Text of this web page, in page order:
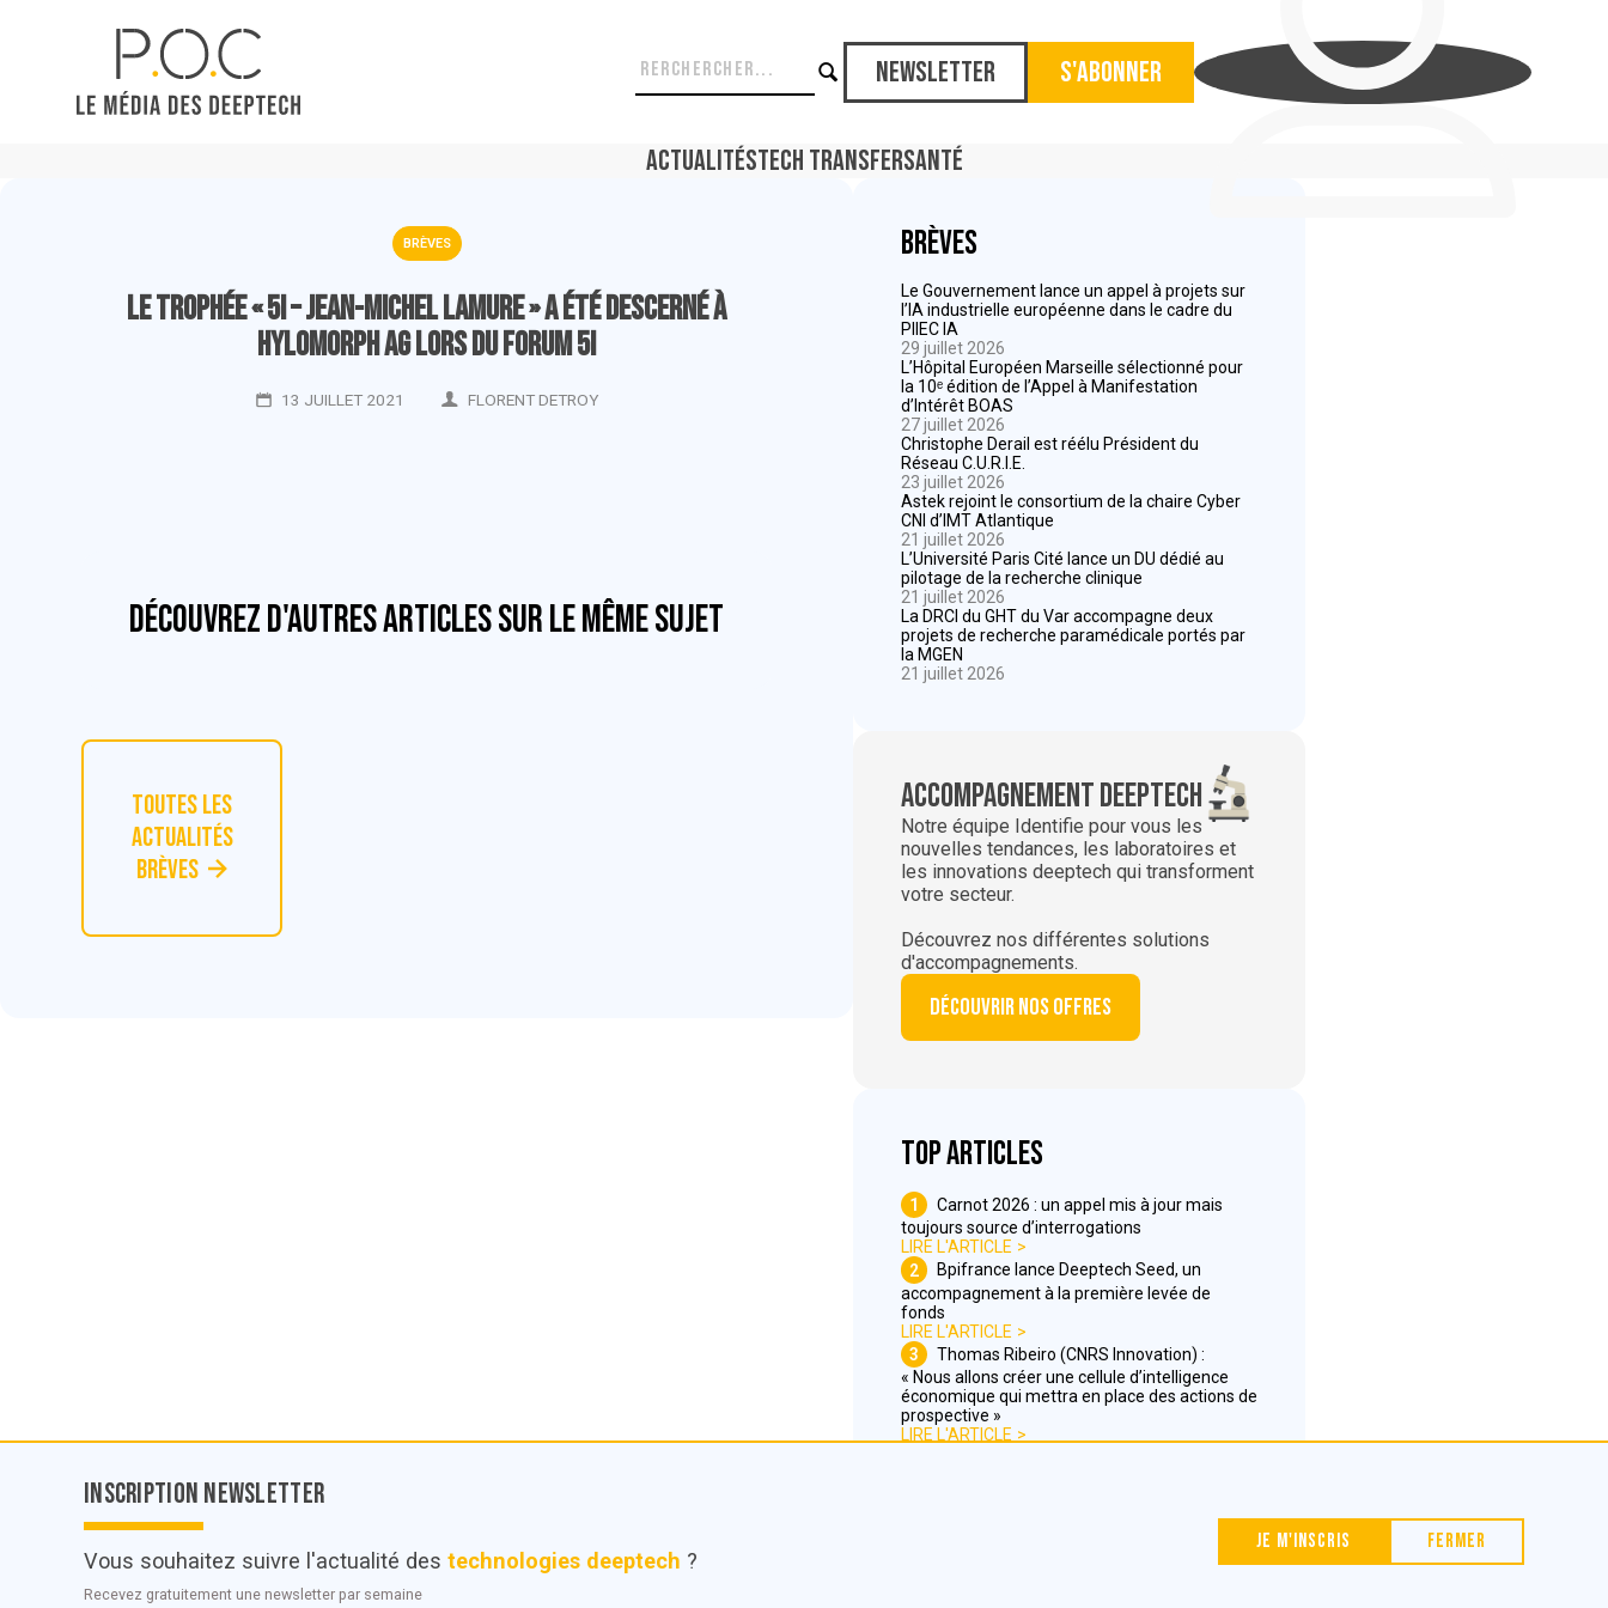
Newsletter S'abonner
ActualitésTech TransferSanté
BRÈVES
Le trophée « 5I – Jean-Michel Lamure » a été descerné à
Hylomorph AG lors du Forum 5i
13 JUILLET 2021 FLORENT DETROY
Découvrez d'autres articles sur le même sujet
Toutes les
actualités
Brèves
Brèves
Le Gouvernement lance un appel à projets sur
l’IA industrielle européenne dans le cadre du
PIIEC IA
29 juillet 2026
L’Hôpital Européen Marseille sélectionné pour
la 10ᵉ édition de l’Appel à Manifestation
d’Intérêt BOAS
27 juillet 2026
Christophe Derail est réélu Président du
Réseau C.U.R.I.E.
23 juillet 2026
Astek rejoint le consortium de la chaire Cyber
CNI d’IMT Atlantique
21 juillet 2026
L’Université Paris Cité lance un DU dédié au
pilotage de la recherche clinique
21 juillet 2026
La DRCI du GHT du Var accompagne deux
projets de recherche paramédicale portés par
la MGEN
21 juillet 2026
Accompagnement deeptech
Notre équipe Identifie pour vous les
nouvelles tendances, les laboratoires et
les innovations deeptech qui transforment
votre secteur.
Découvrez nos différentes solutions
d'accompagnements.
Découvrir nos offres
Top articles
1
Carnot 2026 : un appel mis à jour mais
toujours source d’interrogations
LIRE L'ARTICLE
2
Bpifrance lance Deeptech Seed, un
accompagnement à la première levée de
fonds
LIRE L'ARTICLE
3
Thomas Ribeiro (CNRS Innovation) :
« Nous allons créer une cellule d’intelligence
économique qui mettra en place des actions de
prospective »
LIRE L'ARTICLE
Nous contacter
© POC Media 2026
Inscription Newsletter
Vous souhaitez suivre l'actualité des technologies deeptech ?
Recevez gratuitement une newsletter par semaine
Je m'inscris Fermer